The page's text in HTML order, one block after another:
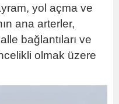
yol açma ve
ana arterler,
bağlantıları ve
olmak üzere